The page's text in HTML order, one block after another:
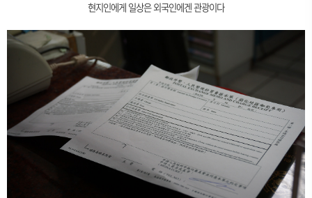
현지인에게 일상은 외국인에겐 관광이다